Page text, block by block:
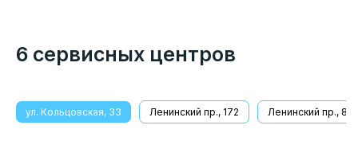
6 сервисных центров
ул. Кольцовская, 33 Ленинский пр., 172 Ленинский пр., 8/1